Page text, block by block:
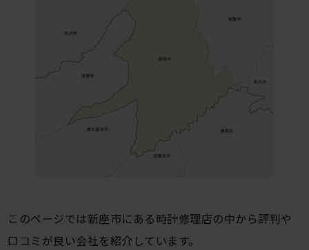
このページでは新座市にある時計修理店の中から評判や
口コミが良い会社を紹介しています。